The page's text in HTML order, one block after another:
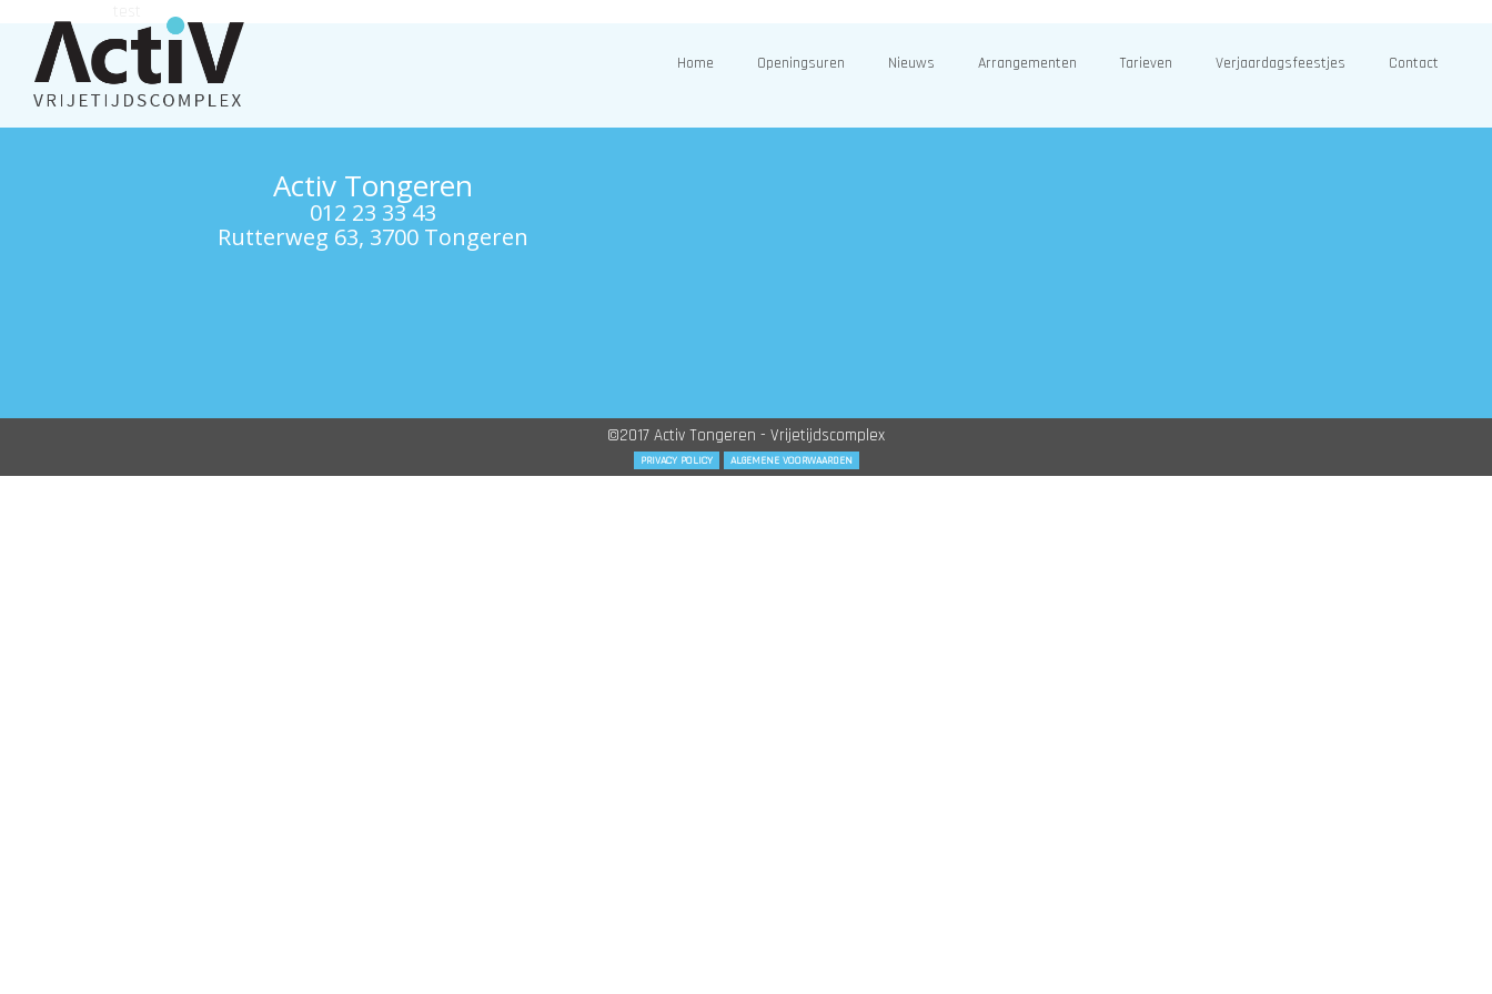
Home Openingsuren Nieuws Arrangementen Tarieven Verjaardagsfeestjes Contact
Activ Tongeren
012 23 33 43
Rutterweg 63, 3700 Tongeren
©2017 Activ Tongeren - Vrijetijdscomplex
PRIVACY POLICY ALGEMENE VOORWAARDEN